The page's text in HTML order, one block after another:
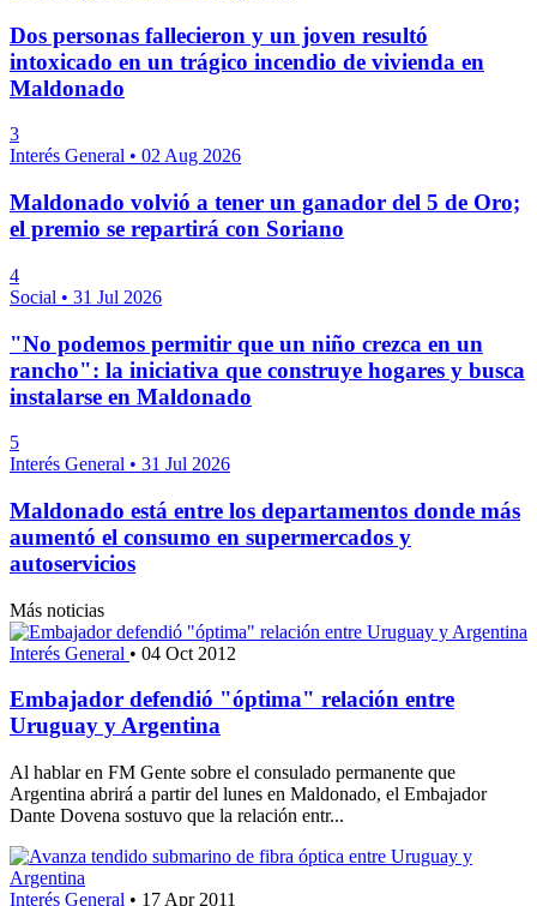
Dos personas fallecieron y un joven resultó
intoxicado en un trágico incendio de vivienda en
Maldonado
3
Interés General • 02 Aug 2026
Maldonado volvió a tener un ganador del 5 de Oro;
el premio se repartirá con Soriano
4
Social • 31 Jul 2026
"No podemos permitir que un niño crezca en un
rancho": la iniciativa que construye hogares y busca
instalarse en Maldonado
5
Interés General • 31 Jul 2026
Maldonado está entre los departamentos donde más
aumentó el consumo en supermercados y
autoservicios
Más noticias
Interés General • 04 Oct 2012
Embajador defendió "óptima" relación entre
Uruguay y Argentina
Al hablar en FM Gente sobre el consulado permanente que
Argentina abrirá a partir del lunes en Maldonado, el Embajador
Dante Dovena sostuvo que la relación entr...
Interés General • 17 Apr 2011